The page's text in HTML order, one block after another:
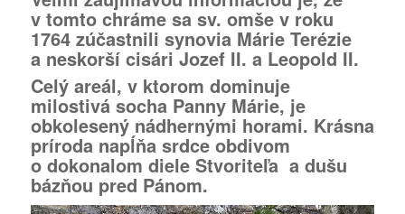
v tomto chráme sa sv. omše v roku
1764 zúčastnili synovia Márie Terézie
a neskorší cisári Jozef II. a Leopold II.
Celý areál, v ktorom dominuje
milostivá socha Panny Márie, je
obkolesený nádhernými horami. Krásna
príroda napĺňa srdce obdivom
o dokonalom diele Stvoriteľa a dušu
bázňou pred Pánom.